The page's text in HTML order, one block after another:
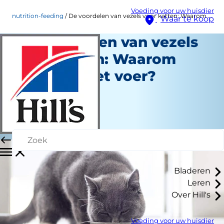
Voeding voor uw huisdier
Waar te koop
Bladeren
Leren
Over Hill's
Voeding voor uw huisdier
nutrition-feeding De voordelen van vezels voor katten: Waarom vezels in het voer?
De voordelen van vezels
voor katten: Waarom
vezels in het voer?
Voeding en eten
Dokter Patty Khuly
November 18, 2024